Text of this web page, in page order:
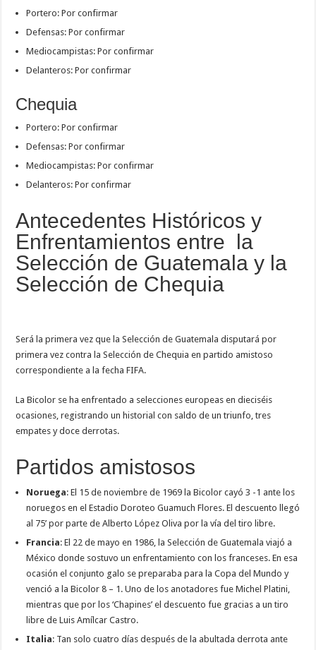
Portero: Por confirmar
Defensas: Por confirmar
Mediocampistas: Por confirmar
Delanteros: Por confirmar
Chequia
Portero: Por confirmar
Defensas: Por confirmar
Mediocampistas: Por confirmar
Delanteros: Por confirmar
Antecedentes Históricos y
Enfrentamientos entre la
Selección de Guatemala y la
Selección de Chequia
Será la primera vez que la Selección de Guatemala disputará por
primera vez contra la Selección de Chequia en partido amistoso
correspondiente a la fecha FIFA.
La Bicolor se ha enfrentado a selecciones europeas en dieciséis
ocasiones, registrando un historial con saldo de un triunfo, tres
empates y doce derrotas.
Partidos amistosos
Noruega: El 15 de noviembre de 1969 la Bicolor cayó 3 -1 ante los
noruegos en el Estadio Doroteo Guamuch Flores. El descuento llegó
al 75’ por parte de Alberto López Oliva por la vía del tiro libre.
Francia: El 22 de mayo en 1986, la Selección de Guatemala viajó a
México donde sostuvo un enfrentamiento con los franceses. En esa
ocasión el conjunto galo se preparaba para la Copa del Mundo y
venció a la Bicolor 8 – 1. Uno de los anotadores fue Michel Platini,
mientras que por los ‘Chapines’ el descuento fue gracias a un tiro
libre de Luis Amílcar Castro.
Italia: Tan solo cuatro días después de la abultada derrota ante